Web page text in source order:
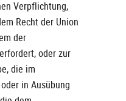
Verpflichtung,
Recht der Union
der
oder zur
die im
in Ausübung